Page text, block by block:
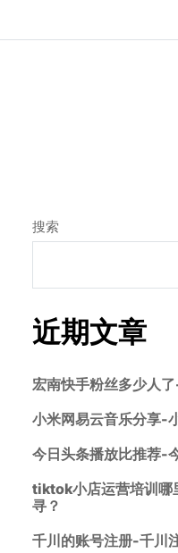
搜索
近期文章
宏南快手粉丝多少人
小米网易云音乐分享-
今日头条播放比推荐-
tiktok小店运营培训哪
寻？
千川的账号注册-千川